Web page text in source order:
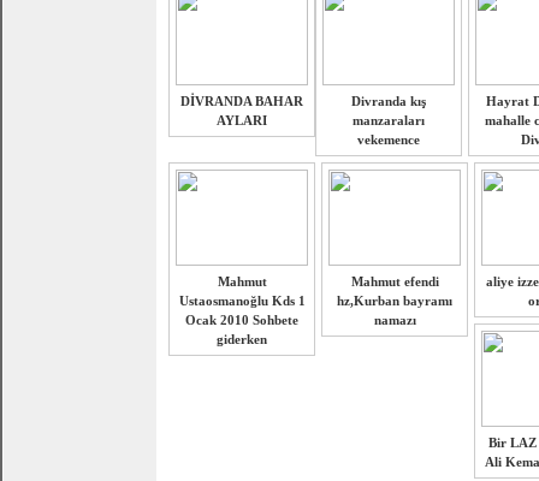
DİVRANDA BAHAR
AYLARI
Divranda kış
manzaraları
vekemence
Hayrat
mahalle
Mahmut
Ustaosmanoğlu Kds 1
Ocak 2010 Sohbete
giderken
Mahmut efendi
hz,Kurban bayramı
namazı
aliye
Bir LAZ
Ali